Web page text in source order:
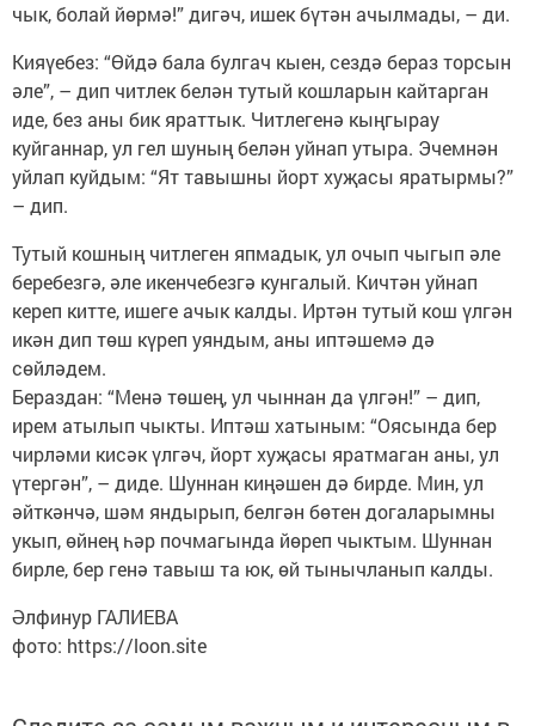
чык, болай йөрмә!” дигәч, ишек бүтән ачылмады, – ди.
Кияүебез: “Өйдә бала булгач кыен, сездә бераз торсын
әле”, – дип читлек белән тутый кошларын кайтарган
иде, без аны бик яраттык. Читлегенә кыңгырау
куйганнар, ул гел шуның белән уйнап утыра. Эчемнән
уйлап куйдым: “Ят тавышны йорт хуҗасы яратырмы?”
– дип.
Тутый кошның читлеген япмадык, ул очып чыгып әле
беребезгә, әле икенчебезгә кунгалый. Кичтән уйнап
кереп китте, ишеге ачык калды. Иртән тутый кош үлгән
икән дип төш күреп уяндым, аны иптәшемә дә
сөйләдем.
Бераздан: “Менә төшең, ул чыннан да үлгән!” – дип,
ирем атылып чыкты. Иптәш хатыным: “Оясында бер
чирләми кисәк үлгәч, йорт хуҗасы яратмаган аны, ул
үтергән”, – диде. Шуннан киңәшен дә бирде. Мин, ул
әйткәнчә, шәм яндырып, белгән бөтен догаларымны
укып, өйнең һәр почмагында йөреп чыктым. Шуннан
бирле, бер генә тавыш та юк, өй тынычланып калды.
Әлфинур ГАЛИЕВА
фото: https://loon.site